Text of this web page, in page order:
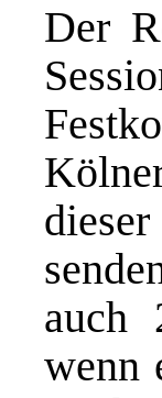
Der
auch
wenn